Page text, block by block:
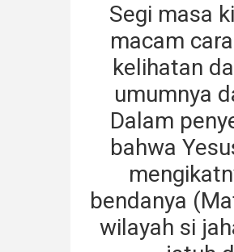
Segi masa
macam
kelihatan
umumnya
Dalam
bahwa
bendanya
wilayah si